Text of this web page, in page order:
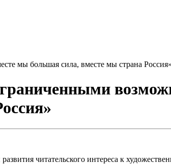
мы большая сила, вместе мы страна Россия»
читательского интереса к